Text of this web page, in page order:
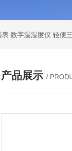
产品展示 /